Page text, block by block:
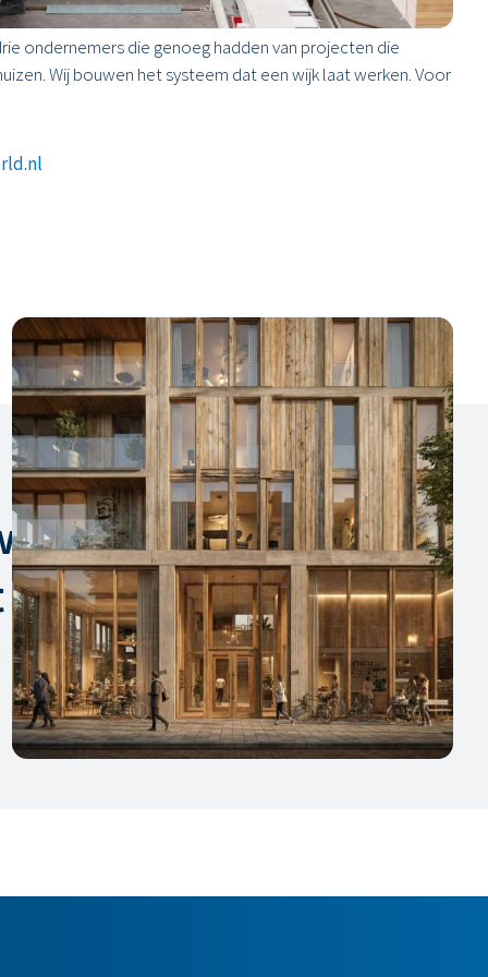
ondernemers die genoeg hadden van projecten die
Wij bouwen het systeem dat een wijk laat werken. Voor